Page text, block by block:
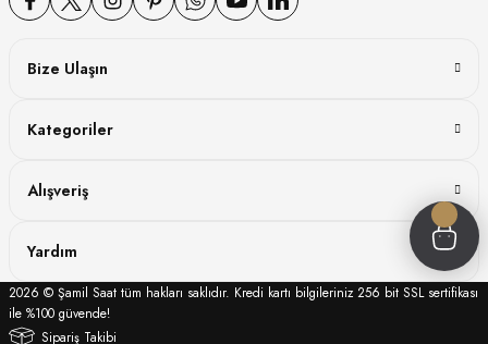
Bize Ulaşın
Kategoriler
Alışveriş
Yardım
2026 © Şamil Saat tüm hakları saklıdır. Kredi kartı bilgileriniz 256 bit SSL sertifikası
ile %100 güvende!
Sipariş Takibi
WATCH
WATCH